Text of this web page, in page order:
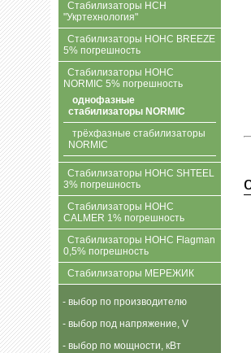
Стабилизаторы НСН
"Укртехнология"
Стабилизаторы НОНС BREEZE
5% погрешность
Стабилизаторы НОНС
NORMIC 5% погрешность
однофазные
стабилизаторы NORMIC
трёхфазные стабилизаторы
NORMIC
Стабилизаторы НОНС SHTEEL
3% погрешность
Стабилизаторы НОНС
CALMER 1% погрешность
Стабилизаторы НОНС Flagman
0,5% погрешность
Стабилизаторы МЕРЕЖИК
- выбор по производителю
- выбор под напряжение, V
- выбор по мощности, кВт